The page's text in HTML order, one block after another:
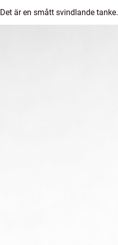
Det är en smått svindlande tanke.